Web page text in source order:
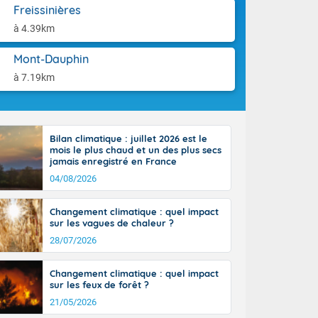
Freissinières
à 4.39km
Mont-Dauphin
à 7.19km
le Poitou-
8 à 13
26 sur le
le sud-
Bilan climatique : juillet 2026 est le
mois le plus chaud et un des plus secs
jamais enregistré en France
04/08/2026
Changement climatique : quel impact
sur les vagues de chaleur ?
28/07/2026
Changement climatique : quel impact
sur les feux de forêt ?
21/05/2026